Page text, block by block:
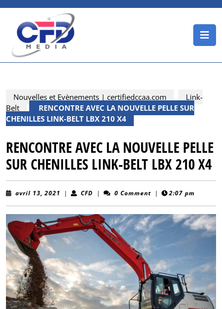
content
Nouvelles et Evènements | certifiedccaa.com
Link-
Belt
RENCONTRE AVEC LA NOUVELLE PELLE SUR
CHENILLES LINK-BELT LBX 210 X4
RENCONTRE AVEC LA NOUVELLE PELLE
SUR CHENILLES LINK-BELT LBX 210 X4
avril 13, 2021 avril
| CFD CFD
| 0 Comment | 2:07 pm